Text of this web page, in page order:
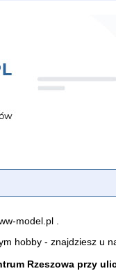
model.pl .
hobby - znajdziesz u
Rzeszowa przy